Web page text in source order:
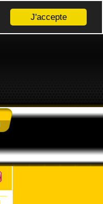
J'accepte